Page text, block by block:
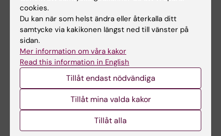
utbildningen göra bedömningar med
hänsyn till relevanta vetenskapliga,
samhälleliga och etiska aspekter samt
visa medvetenhet om
etiska aspekter på forsknings- och
utvecklingsarbete,
visa insikt om vetenskapens möjligheter
och begränsningar, dess roll i samhället
och människors ansvar för hur den
cookies.
Du kan när som helst ändra eller återkalla ditt
samtycke via kakikonen längst ned till vänster på
sidan.
Mer information om våra kakor
Read this information in English
Tillåt endast nödvändiga
Tillåt mina valda kakor
Tillåt alla